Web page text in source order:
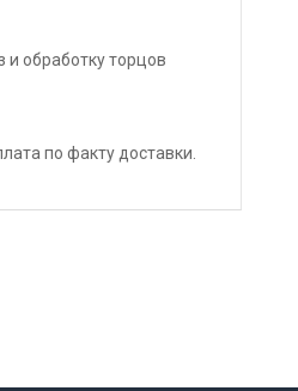
обработку торцов
по факту доставки.